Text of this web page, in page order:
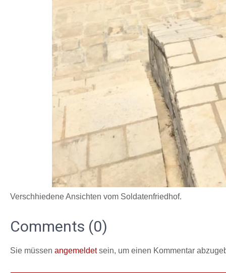
Verschhiedene Ansichten vom Soldatenfriedhof.
Comments (0)
Sie müssen angemeldetsein, um einen Kommentar